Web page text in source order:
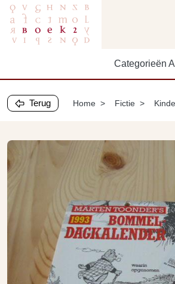
Categorieën
Terug Home Fictie